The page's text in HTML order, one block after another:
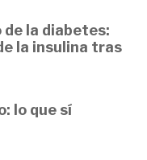
la diabetes:
la insulina tras
lo que sí